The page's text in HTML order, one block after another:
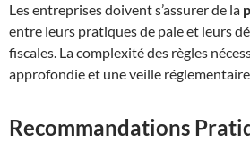
Les entreprises doivent s’assurer de la
entre leurs pratiques de paie et leurs
fiscales. La complexité des règles
approfondie et une veille
Recommandations